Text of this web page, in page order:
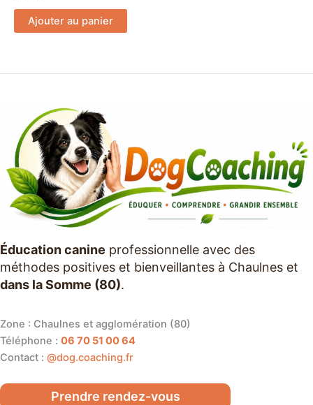
Ajouter au panier
Éducation canine professionnelle avec des
méthodes positives et bienveillantes à Chaulnes et
dans la Somme (80).
Zone : Chaulnes et agglomération (80)
Téléphone : 06 70 51 00 64
Contact : @dog.coaching.fr
Prendre rendez-vous